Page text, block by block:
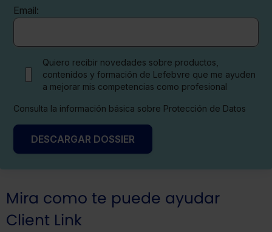
Email:
Quiero recibir novedades sobre productos,
contenidos y formación de Lefebvre que me ayuden
a mejorar mis competencias como profesional
Consulta la información básica sobre Protección de Datos
DESCARGAR DOSSIER
Mira como te puede ayudar
Client Link